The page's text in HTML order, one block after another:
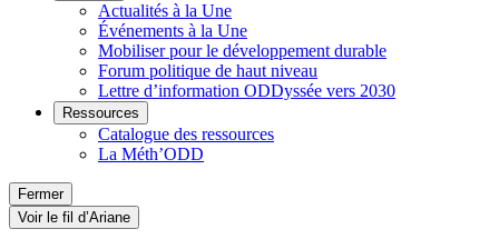
Actualités à la Une
Événements à la Une
Mobiliser pour le développement durable
Forum politique de haut niveau
Lettre d’information ODDyssée vers 2030
Ressources
Catalogue des ressources
La Méth’ODD
Fermer
Voir le fil d’Ariane